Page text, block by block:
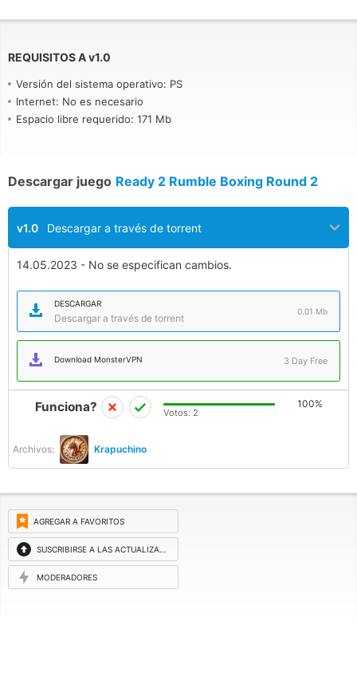
REQUISITOS Av1.0
Versión del sistema operativo: PS
Internet: No es necesario
Espacio libre requerido: 171 Mb
Descargar juego Ready 2 Rumble Boxing Round 2
v1.0 Descargar a través de torrent
14.05.2023 - No se especifican cambios.
DESCARGAR
Descargar a través de torrent
0.01 Mb
Download MonsterVPN 3 Day Free
Archivos: Krapuchino
Funciona? 100%
Votos: 2
AGREGAR A FAVORITOS
SUSCRIBIRSE A LAS ACTUALIZACIONES
MODERADORES